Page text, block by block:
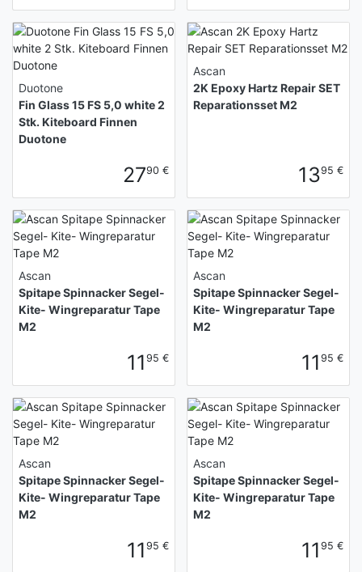
Duotone
Fin Glass 15 FS 5,0 white 2
Stk. Kiteboard Finnen
Duotone
2790 €
Ascan
2K Epoxy Hartz Repair SET
Reparationsset M2
1395 €
Ascan
Spitape Spinnacker Segel-
Kite- Wingreparatur Tape
M2
11 95 €
Ascan
Spitape Spinnacker Segel-
Kite- Wingreparatur Tape
M2
11 95 €
Ascan
Spitape Spinnacker Segel-
Kite- Wingreparatur Tape
M2
11 95 €
Ascan
Spitape Spinnacker Segel-
Kite- Wingreparatur Tape
M2
11 95 €